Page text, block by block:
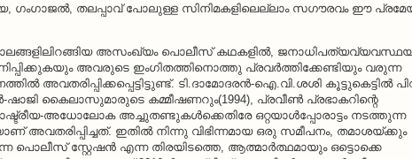
ഗംഗാജല്‍, തലപ്പാവ് പോലുള്ള സിനിമകളിലെല്ലാം സഗൗരവം ഈ
അസംഖ്യം പൊലീസ് കഥകളില്‍,
അവരുടെ ഇംഗിതത്തിനൊത്തു പ്രവര്‍ത്തിക്കേണ്ടിയും വരുന്ന
അവതരിപ്പിക്കപ്പെട്ടിട്ടുണ്ട്. ടി.ദാമോദരന്‍-ഐ.വി.ശശി കൂട്ടുകെട്ടില്‍
ഷാജി കൈലാസുമാരുടെ കമ്മീഷണറും(1994), പ്രവീണ്‍ പ്രഭാകറിന്റെ
അധോലോക അച്ചുതണ്ടുകള്‍ക്കെതിരേ ഒറ്റയാള്‍പ്പോരാട്ടം നടത്തുന്ന
ഇതില്‍ നിന്നു വിഭിന്നമായ ഒരു സമീപനം, തമാശയ്ക്കും
പൊലീസ് സ്റ്റേഷന്‍ എന്ന തിരയിടത്തെ, ആത്മാര്‍ത്ഥമായും ഒട്ടൊക്കെ